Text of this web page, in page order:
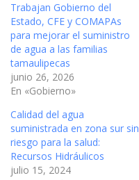
Trabajan Gobierno del
Estado, CFE y COMAPAs
para mejorar el suministro
de agua a las familias
tamaulipecas
junio 26, 2026
En «Gobierno»
Calidad del agua
suministrada en zona sur sin
riesgo para la salud:
Recursos Hidráulicos
julio 15, 2024